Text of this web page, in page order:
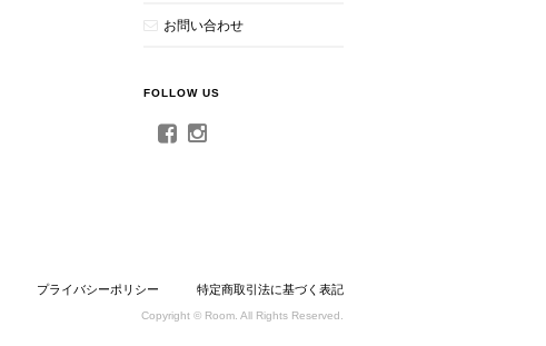
お問い合わせ
FOLLOW US
プライバシーポリシー 特定商取引法に基づく表記
Copyright © Room. All Rights Reserved.